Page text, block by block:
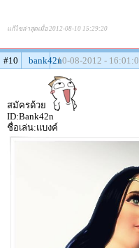
แก้ไขล่าสุดเมื่อ 2012-08-10 15:29:20
#10 bank42n10-08-2012 -
สมัครด้วย
ID:Bank42n
ชื่อเล่น:แบงค์